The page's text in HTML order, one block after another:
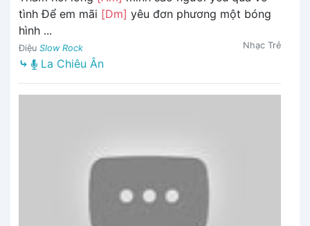
tình Để em mãi [Dm] yêu đơn phương một bóng
hình ...
Điệu Slow Rock Nhạc Trẻ
⤷ La Chiêu Ân